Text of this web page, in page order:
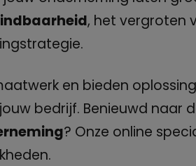
, het vergroten
en bieden
bedrijf. Benieuwd naar
? Onze online